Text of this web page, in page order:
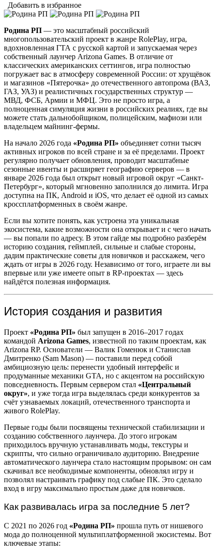
Добавить в избранное
Родина РП — это масштабный российский
многопользовательский проект в жанре RolePlay, игра,
вдохновленная ГТА с русской картой и запускаемая через
собственный лаунчер Arizona Games. В отличие от
классических американских сеттингов, игра полностью
погружает вас в атмосферу современной России: от хрущёвок
и магазинов «Пятерочка» до отечественного автопрома (ВАЗ,
ГАЗ, УАЗ) и реалистичных государственных структур —
МВД, ФСБ, Армии и МФЦ. Это не просто игра, а
полноценная симуляция жизни в российских реалиях, где вы
можете стать дальнобойщиком, полицейским, мафиози или
владельцем майнинг-фермы.
На начало 2026 года «Родина РП» объединяет сотни тысяч
активных игроков по всей стране и за её пределами. Проект
регулярно получает обновления, проводит масштабные
сезонные ивенты и расширяет географию серверов — в
январе 2026 года был открыт новый игровой округ «Санкт-
Петербург», который мгновенно заполнился до лимита. Игра
доступна на ПК, Android и iOS, что делает её одной из самых
кроссплатформенных в своём жанре.
Если вы хотите понять, как устроена эта уникальная
экосистема, какие возможности она открывает и с чего начать
— вы попали по адресу. В этом гайде мы подробно разберём
историю создания, геймплей, сильные и слабые стороны,
дадим практические советы для новичков и расскажем, чего
ждать от игры в 2026 году. Независимо от того, играете ли вы
впервые или уже имеете опыт в RP-проектах — здесь
найдётся полезная информация.
История создания и развития
Проект «Родина РП» был запущен в 2016–2017 годах
командой Arizona Games, известной по таким проектам, как
Arizona RP. Основатели — Валик Гоменюк и Станислав
Дмитренко (Sam Mason) — поставили перед собой
амбициозную цель: перенести удобный интерфейс и
продуманные механики GTA, но с акцентом на российскую
повседневность. Первым сервером стал «Центральный
округ», и уже тогда игра выделялась среди конкурентов за
счёт узнаваемых локаций, отечественного транспорта и
живого RolePlay.
Первые годы были посвящены технической стабилизации и
созданию собственного лаунчера. До этого игрокам
приходилось вручную устанавливать моды, текстуры и
скрипты, что сильно ограничивало аудиторию. Внедрение
автоматического лаунчера стало настоящим прорывом: он сам
скачивал все необходимые компоненты, обновлял игру и
позволял настраивать графику под слабые ПК. Это сделало
вход в игру максимально простым даже для новичков.
Как развивалась игра за последние 5 лет?
С 2021 по 2026 год «Родина РП» прошла путь от нишевого
мода до полноценной мультиплатформенной экосистемы. Вот
ключевые этапы: